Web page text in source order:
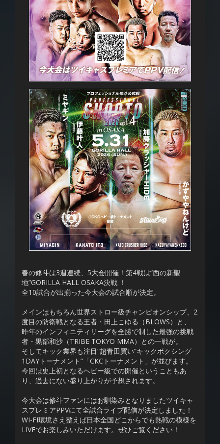
春の修斗は3週連続、5大会開催！第4戦は“西の新聖
地”GORILLA HALL OSAKA決戦 ！
全10試合が出揃った今大会の試合順が決定。
メインはもちろん世界ストロー級チャンピオンシップ、2
度目の防衛戦となる王者・田上こゆる（BLOWS）と、
昨年のインフィニティリーグを全勝で制した最強の挑戦
者・黒部和沙（TRIBE TOKYO MMA）との一戦が。
そしてキック業界も注目“超青田買い”キックボクシング
1DAYトーナメント”「CKCトーナメント」が並びます。
今回は史上初となるヘビー級での開催ということもあ
り、過去にない盛り上がりが予想されます。
今大会は修斗ファンにはお馴染みとなりましたツイキャ
スプレミアPPVにて全試合ライブ配信が決定しました！
WI-FI環境さえ整えば日本全国どこからでも熱戦の模様を
LIVEでお楽しみいただけます。ぜひご覧ください！